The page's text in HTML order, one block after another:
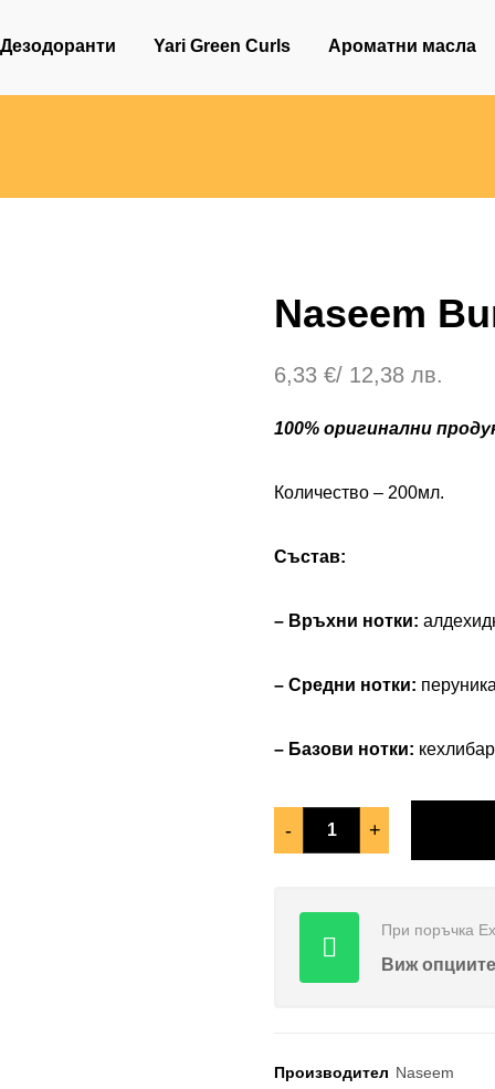
Дезодоранти Yari Green Curls Ароматни масла
Naseem
6,33€/ 12,38 лв.
100% оригинални
Количество – 200мл.
Състав:
– Връхни нотки: а
– Средни нотки:
– Базови нотки:
- +
При поръчка
Виж
Производител Naseem